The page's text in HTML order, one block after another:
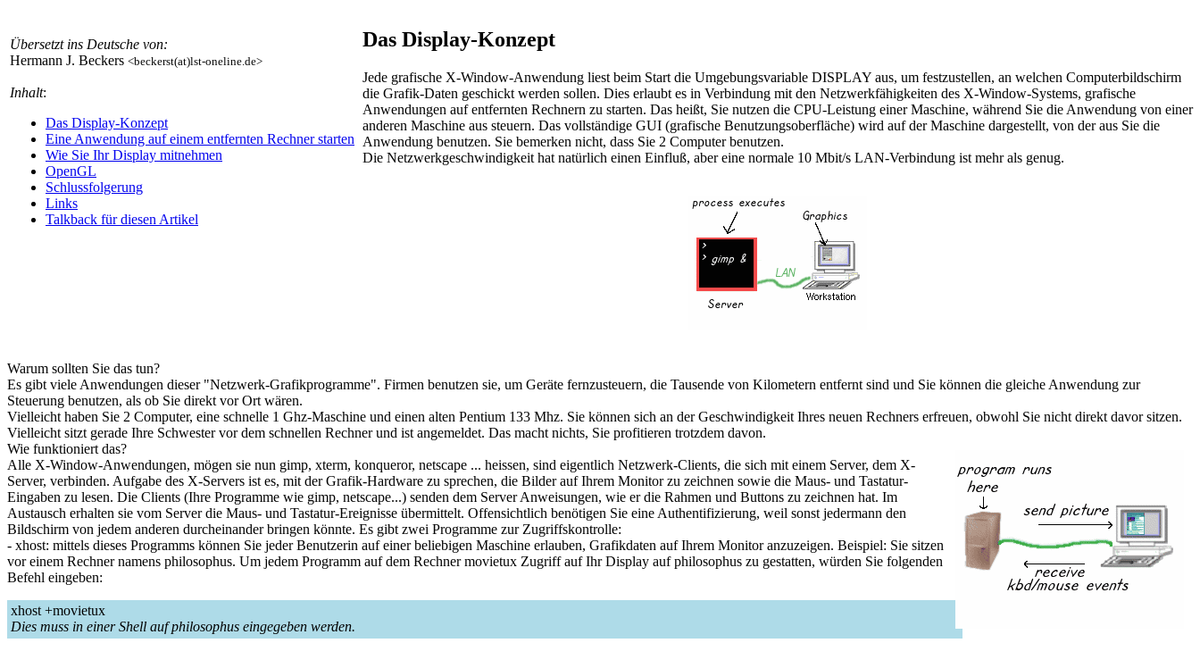
Übersetzt ins Deutsche von:
Hermann J. Beckers <beckerst(at)lst-oneline.de>
Inhalt:
Das Display-Konzept
Eine Anwendung auf einem entfernten Rechner starten
Wie Sie Ihr Display mitnehmen
OpenGL
Schlussfolgerung
Links
Talkback für diesen Artikel
Das Display-Konzept
Jede grafische X-Window-Anwendung liest beim Start die Umgebungsvariable DISPLAY aus, um festzustellen, an welchen Computerbildschirm
die Grafik-Daten geschickt werden sollen. Dies erlaubt es in Verbindung mit den Netzwerkfähigkeiten des X-Window-Systems, grafische
Anwendungen auf entfernten Rechnern zu starten. Das heißt, Sie nutzen die CPU-Leistung einer Maschine, während Sie die Anwendung von einer
anderen Maschine aus steuern. Das vollständige GUI (grafische Benutzungsoberfläche) wird auf der Maschine dargestellt, von der aus Sie die
Anwendung benutzen. Sie bemerken nicht, dass Sie 2 Computer benutzen.
Die Netzwerkgeschwindigkeit hat natürlich einen Einfluß, aber eine normale 10 Mbit/s LAN-Verbindung ist mehr als genug.
Warum sollten Sie das tun?
Es gibt viele Anwendungen dieser "Netzwerk-Grafikprogramme". Firmen benutzen sie, um Geräte fernzusteuern, die Tausende von Kilometern entfernt sind und Sie können die gleiche Anwendung zur
Steuerung benutzen, als ob Sie direkt vor Ort wären.
Vielleicht haben Sie 2 Computer, eine schnelle 1 Ghz-Maschine und einen alten Pentium 133 Mhz. Sie können sich an der Geschwindigkeit Ihres neuen Rechners erfreuen, obwohl Sie nicht direkt davor sitzen.
Vielleicht sitzt gerade Ihre Schwester vor dem schnellen Rechner und ist angemeldet. Das macht nichts, Sie profitieren trotzdem davon.
Wie funktioniert das?
Alle X-Window-Anwendungen, mögen sie nun gimp, xterm, konqueror, netscape ... heissen, sind eigentlich Netzwerk-Clients, die sich mit einem Server, dem X-
Server, verbinden. Aufgabe des X-Servers ist es, mit der Grafik-Hardware zu sprechen, die Bilder auf Ihrem Monitor zu zeichnen sowie die Maus- und Tastatur-
Eingaben zu lesen. Die Clients (Ihre Programme wie gimp, netscape...) senden dem Server Anweisungen, wie er die Rahmen und Buttons zu zeichnen hat. Im
Austausch erhalten sie vom Server die Maus- und Tastatur-Ereignisse übermittelt. Offensichtlich benötigen Sie eine Authentifizierung, weil sonst jedermann den
Bildschirm von jedem anderen durcheinander bringen könnte. Es gibt zwei Programme zur Zugriffskontrolle:
- xhost: mittels dieses Programms können Sie jeder Benutzerin auf einer beliebigen Maschine erlauben, Grafikdaten auf Ihrem Monitor anzuzeigen. Beispiel: Sie sitzen
vor einem Rechner namens philosophus. Um jedem Programm auf dem Rechner movietux Zugriff auf Ihr Display auf philosophus zu gestatten, würden Sie folgenden
Befehl eingeben:
xhost +movietux
Dies muss in einer Shell auf philosophus eingegeben werden.